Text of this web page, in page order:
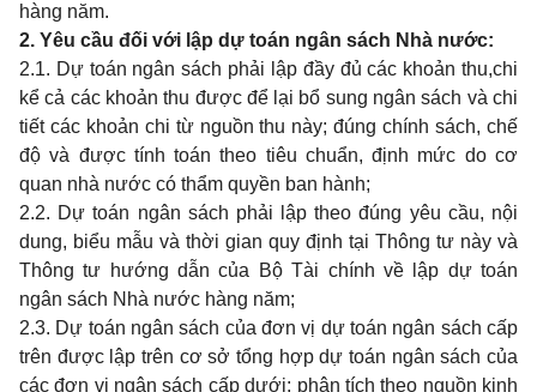
hàng năm.
2. Yêu cầu đối với lập dự toán ngân sách Nhà nước:
2.1. Dự toán ngân sách phải lập đầy đủ các khoản thu,chi
kể cả các khoản thu được để lại bổ sung ngân sách và chi
tiết các khoản chi từ nguồn thu này; đúng chính sách, chế
độ và được tính toán theo tiêu chuẩn, định mức do cơ
quan nhà nước có thẩm quyền ban hành;
2.2. Dự toán ngân sách phải lập theo đúng yêu cầu, nội
dung, biểu mẫu và thời gian quy định tại Thông tư này và
Thông tư hướng dẫn của Bộ Tài chính về lập dự toán
ngân sách Nhà nước hàng năm;
2.3. Dự toán ngân sách của đơn vị dự toán ngân sách cấp
trên được lập trên cơ sở tổng hợp dự toán ngân sách của
các đơn vị ngân sách cấp dưới; phân tích theo nguồn kinh